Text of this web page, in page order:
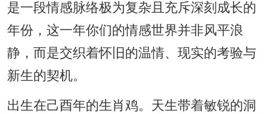
是一段情感脉络极为复杂且充斥深刻成长的
年份，这一年你们的情感世界并非风平浪
静，而是交织着怀旧的温情、现实的考验与
新生的契机。
出生在己酉年的生肖鸡。天生带着敏锐的洞